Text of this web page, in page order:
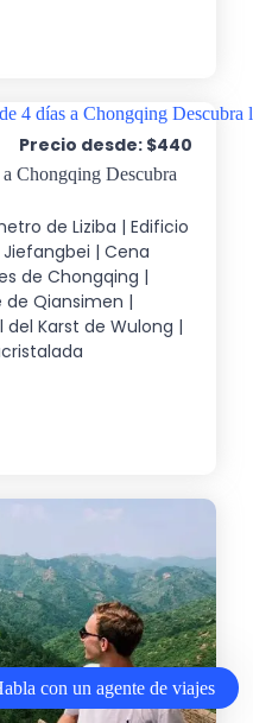
Precio desde: $440
Chongqing Descubra
de Liziba | Edificio
| Cena
de Chongqing |
de Qiansimen |
Karst de Wulong |
con un agente de viajes